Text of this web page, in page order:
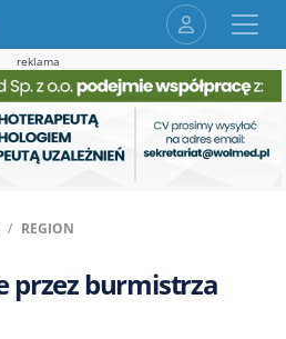
reklama
REGION
przez burmistrza